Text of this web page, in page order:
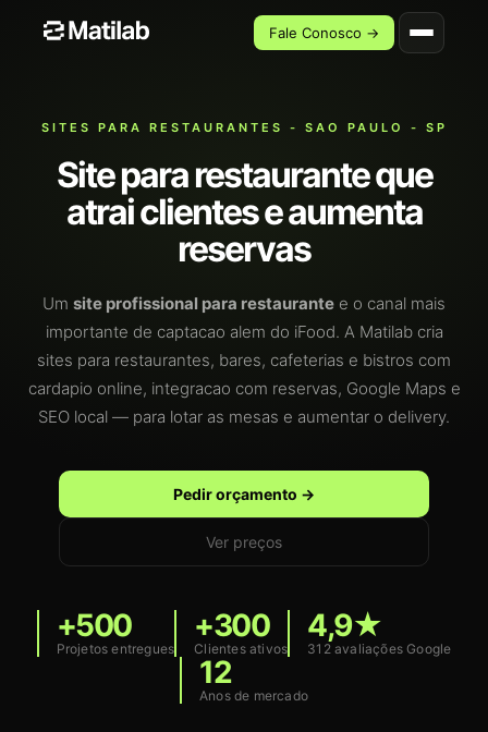
Fale Conosco →
SITES PARA RESTAURANTES - SAO PAULO - SP
Site para restaurante que
atrai clientes e aumenta
reservas
Um site profissional para restaurante e o canal mais
importante de captacao alem do iFood. A Matilab cria
sites para restaurantes, bares, cafeterias e bistros com
cardapio online, integracao com reservas, Google Maps e
SEO local — para lotar as mesas e aumentar o delivery.
Pedir orçamento →
Ver preços
+500
Projetos entregues
+300
Clientes ativos
4,9★
312 avaliações Google
12
Anos de mercado